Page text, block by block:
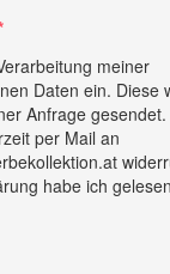
meiner
Daten ein. Diese
Anfrage
per Mail an
habe ich